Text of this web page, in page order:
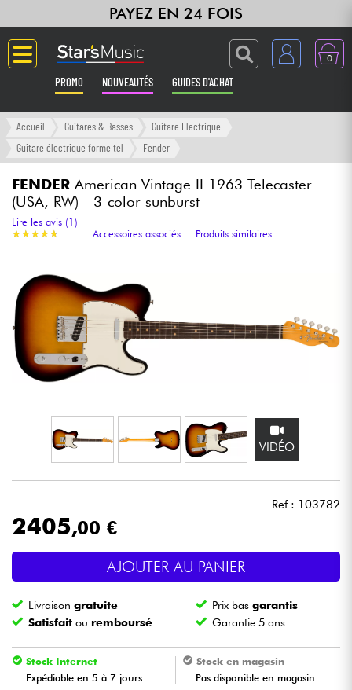
PAYEZ EN 24 FOIS
0
PROMO NOUVEAUTÉS GUIDES D'ACHAT
Langue
Amplis & Effets
Synthés & Sampleurs
Home Studio
Casques
DJ
Eclairage
Batteries & Percu
Vents
Violons & Quatuor
Accueil Guitares & Basses
Guitare Electrique
Guitare électrique forme tel
Fender
FENDER American Vintage II 1963 Telecaster
(USA, RW) - 3-color sunburst
★★★★★
★★★★★
Lire les avis (1)
Accessoires associés
Produits similaires
VIDÉO
Ref : 103782
2405,00 €
AJOUTER AU PANIER
Livraisongratuite Prix basgarantis
Satisfait ou remboursé Garantie 5 ans
Stock Internet
Expédiable en 5 à 7 jours
Stock en magasin
Pas disponible en magasin